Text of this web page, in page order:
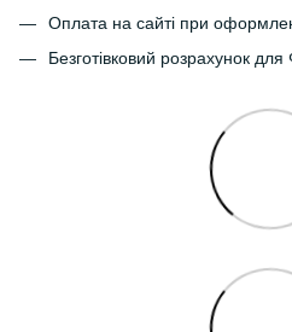
Оплата на сайті при
Безготівковий розрахунок для